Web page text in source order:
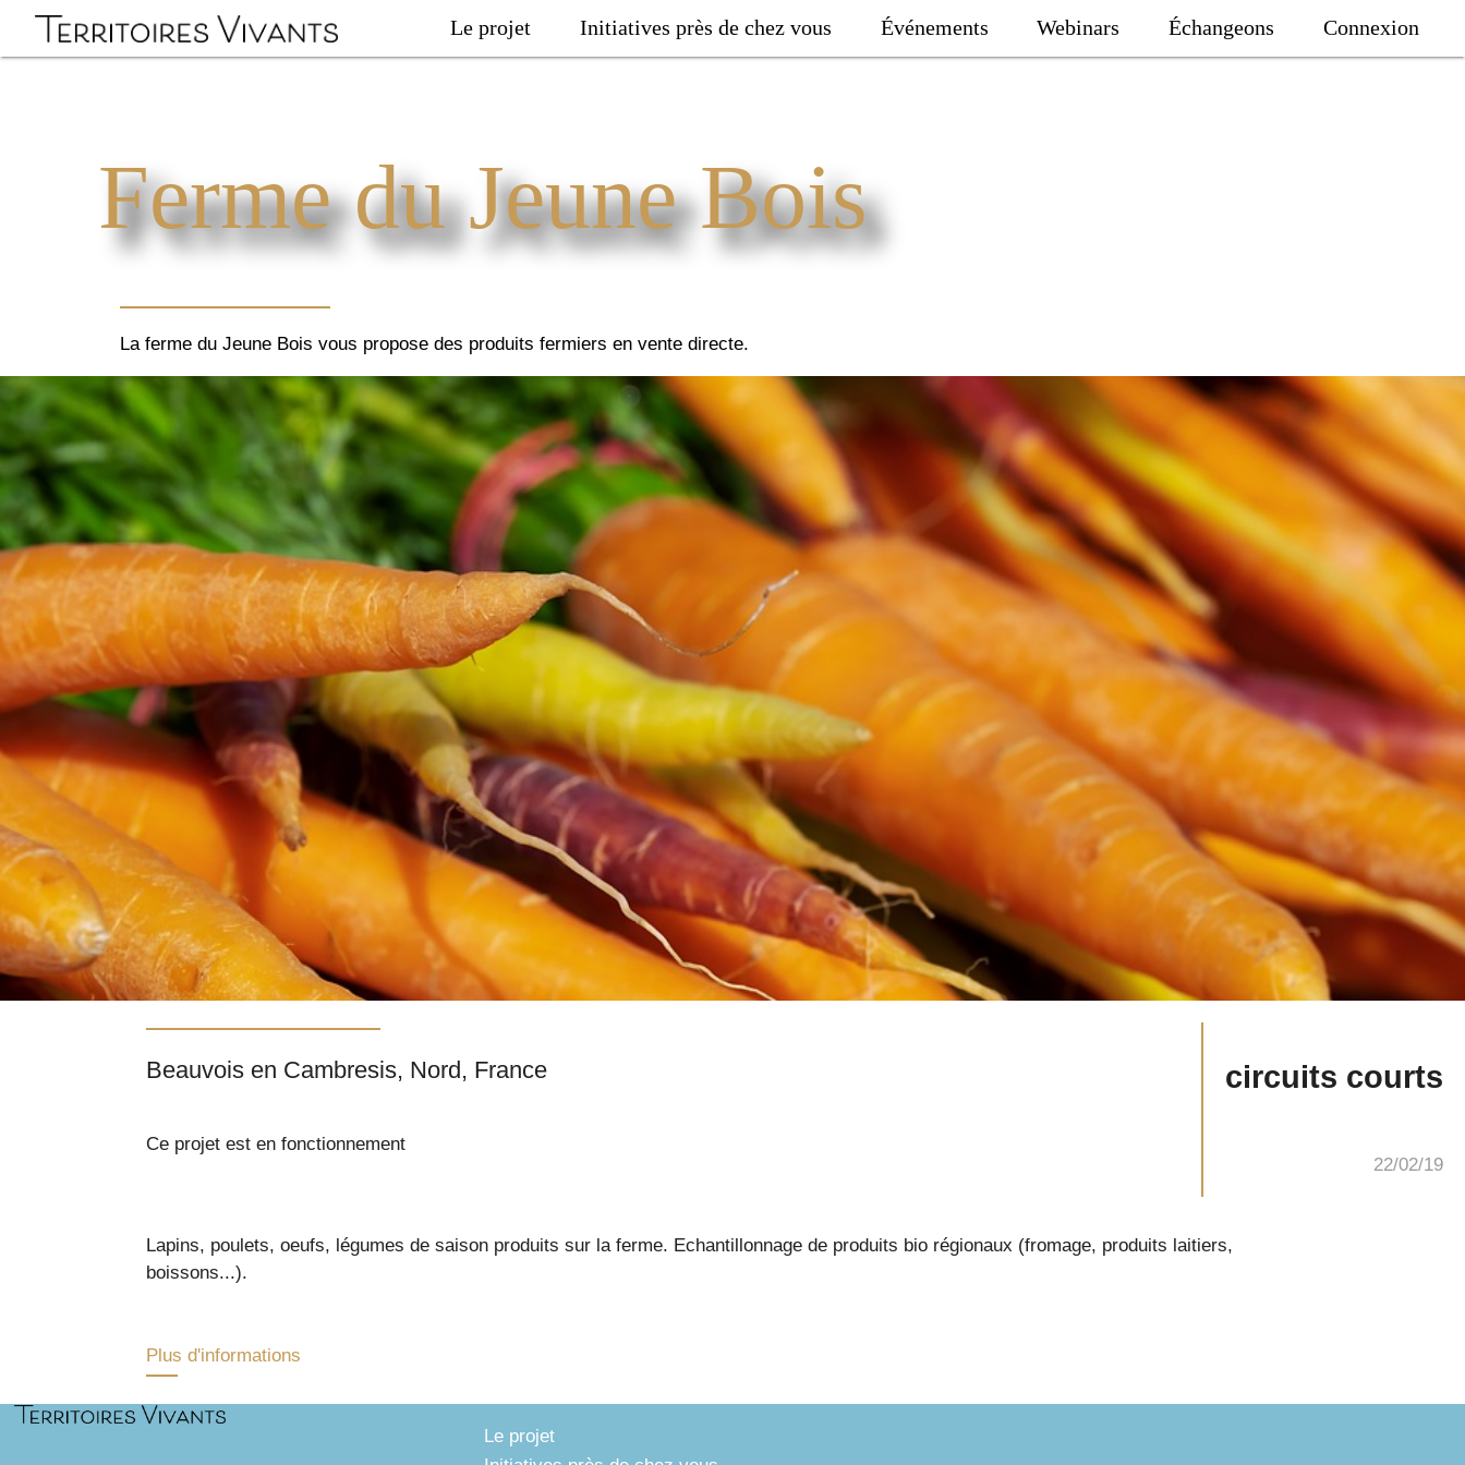
Le projet Initiatives près de chez vous Événements Webinars Échangeons Connexion
Ferme du Jeune Bois
La ferme du Jeune Bois vous propose des produits fermiers en vente directe.
22/02/19
circuits courts
Beauvois en Cambresis, Nord, France
Ce projet est en fonctionnement
Lapins, poulets, oeufs, légumes de saison produits sur la ferme. Echantillonnage de produits bio régionaux (fromage, produits laitiers,
boissons...).
Plus d'informations
Le projet